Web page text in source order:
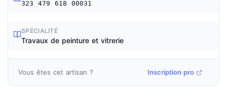
323 479 618 00031
SPÉCIALITÉ
Travaux de peinture et vitrerie
Vous êtes cet artisan ? Inscription pro